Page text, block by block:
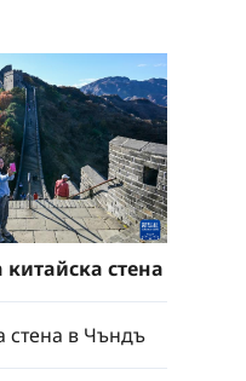
стена
стена в Чъндъ